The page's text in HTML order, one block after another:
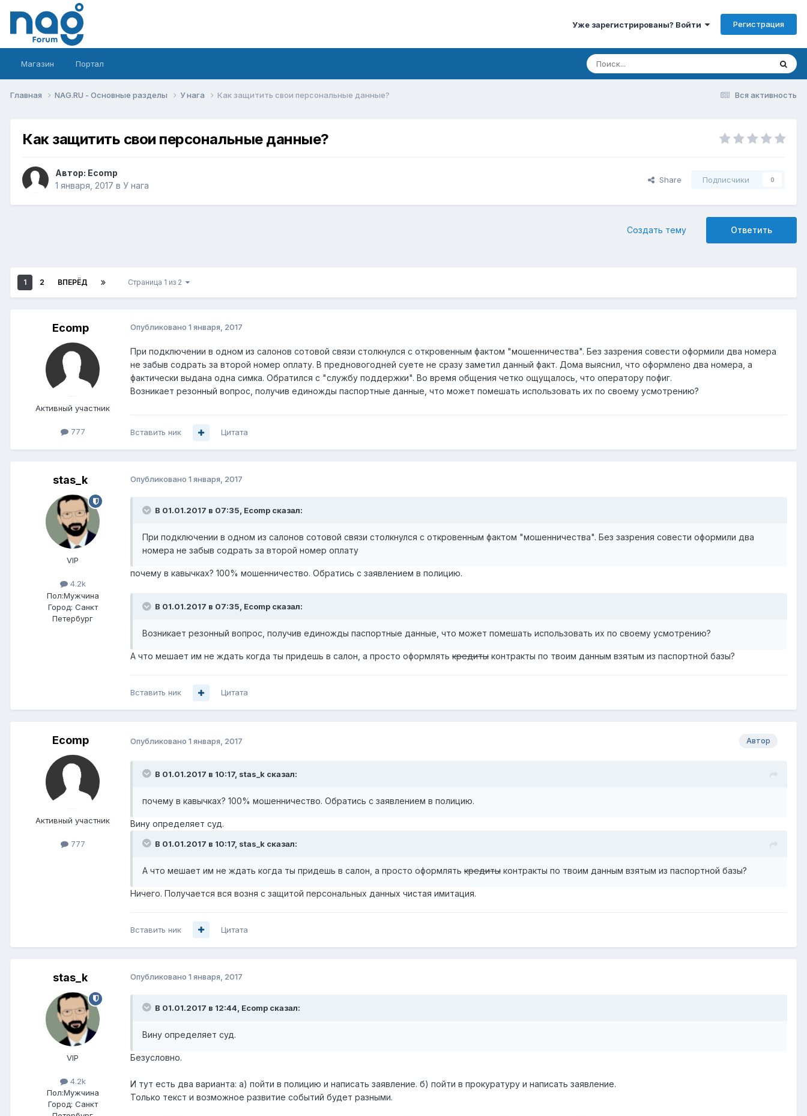
Уже зарегистрированы? Войти Регистрация
Магазин Портал
Вся активность
Главная NAG.RU - Основные разделы У нага Как защитить свои персональные данные?
Как защитить свои персональные данные?
Автор: Ecomp
1 января, 2017 в У нага
Share Подписчики 0
Ответить
Создать тему
1 2 ВПЕРЁД Страница 1 из 2
Ecomp
Активный участник
777
Опубликовано 1 января, 2017
При подключении в одном из салонов сотовой связи столкнулся с откровенным фактом "мошенничества". Без зазрения совести оформили два номера
не забыв содрать за второй номер оплату. В предновогодней суете не сразу заметил данный факт. Дома выяснил, что оформлено два номера, а
фактически выдана одна симка. Обратился с "службу поддержки". Во время общения четко ощущалось, что оператору пофиг.
Возникает резонный вопрос, получив единожды паспортные данные, что может помешать использовать их по своему усмотрению?
Вставить ник Цитата
stas_k
VIP
4.2k
Пол:Мужчина
Город: Санкт
Петербург
Опубликовано 1 января, 2017
В 01.01.2017 в 07:35, Ecomp сказал:
При подключении в одном из салонов сотовой связи столкнулся с откровенным фактом "мошенничества". Без зазрения совести оформили два
номера не забыв содрать за второй номер оплату
почему в кавычках? 100% мошенничество. Обратись с заявлением в полицию.
В 01.01.2017 в 07:35, Ecomp сказал:
Возникает резонный вопрос, получив единожды паспортные данные, что может помешать использовать их по своему усмотрению?
А что мешает им не ждать когда ты придешь в салон, а просто оформлять кредиты контракты по твоим данным взятым из паспортной базы?
Вставить ник Цитата
Ecomp
Активный участник
777
Автор
Опубликовано 1 января, 2017
В 01.01.2017 в 10:17, stas_k сказал:
почему в кавычках? 100% мошенничество. Обратись с заявлением в полицию.
Вину определяет суд.
В 01.01.2017 в 10:17, stas_k сказал:
А что мешает им не ждать когда ты придешь в салон, а просто оформлять кредиты контракты по твоим данным взятым из паспортной базы?
Ничего. Получается вся возня с защитой персональных данных чистая имитация.
Вставить ник Цитата
stas_k
VIP
4.2k
Пол:Мужчина
Город: Санкт
Опубликовано 1 января, 2017
В 01.01.2017 в 12:44, Ecomp сказал:
Вину определяет суд.
Безусловно.
И тут есть два варианта: а) пойти в полицию и написать заявление. б) пойти в прокуратуру и написать заявление.
Только текст и возможное развитие событий будет разными.